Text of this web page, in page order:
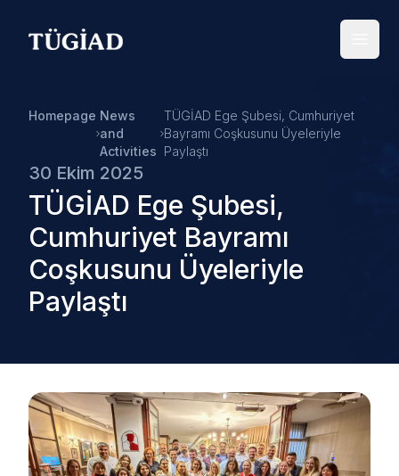
Your Company
Homepage News
and
Activities
TÜGİAD Ege Şubesi, Cumhuriyet
Bayramı Coşkusunu Üyeleriyle
Paylaştı
30 Ekim 2025
TÜGİAD Ege Şubesi,
Cumhuriyet Bayramı
Coşkusunu Üyeleriyle
Paylaştı